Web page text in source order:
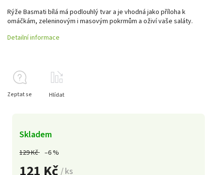
129 Kč –6 %
121 Kč / ks
Skladem
Rýže Basmati bílá má podlouhlý tvar a je vhodná jako příloha k
omáčkám, zeleninovým i masovým pokrmům a oživí vaše saláty.
Detailní informace
Zeptat se Hlídat